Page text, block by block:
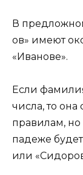
В
ов» имеют
«Иванове».
Если
числа, то
правилам,
падеже
или